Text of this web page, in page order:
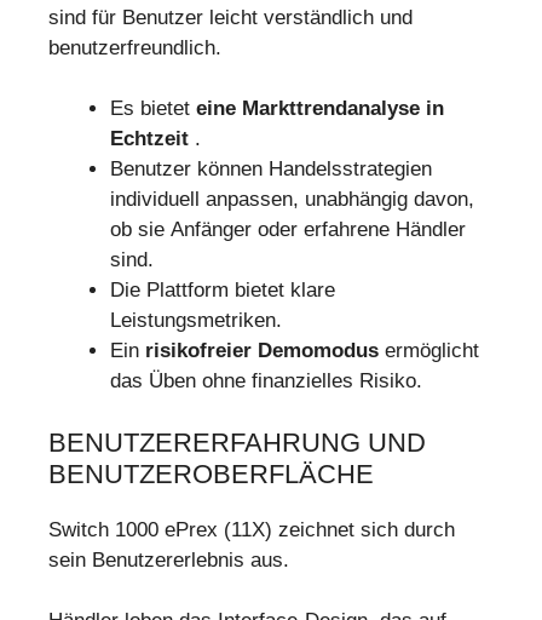
sind für Benutzer leicht verständlich und
benutzerfreundlich.
Es bietet eine Markttrendanalyse in
Echtzeit .
Benutzer können Handelsstrategien
individuell anpassen, unabhängig davon,
ob sie Anfänger oder erfahrene Händler
sind.
Die Plattform bietet klare
Leistungsmetriken.
Ein risikofreier Demomodus ermöglicht
das Üben ohne finanzielles Risiko.
BENUTZERERFAHRUNG UND
BENUTZEROBERFLÄCHE
Switch 1000 ePrex (11X) zeichnet sich durch
sein Benutzererlebnis aus.